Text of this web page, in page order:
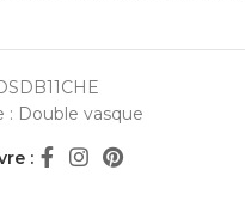
: Double vasque
: